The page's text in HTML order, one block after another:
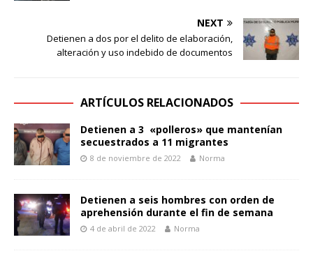
NEXT
Detienen a dos por el delito de elaboración,
alteración y uso indebido de documentos
ARTÍCULOS RELACIONADOS
Detienen a 3 «polleros» que mantenían
secuestrados a 11 migrantes
8 de noviembre de 2022 Norma
Detienen a seis hombres con orden de
aprehensión durante el fin de semana
4 de abril de 2022 Norma